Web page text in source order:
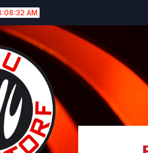
AM